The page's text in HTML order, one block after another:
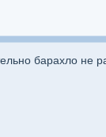
барахло не